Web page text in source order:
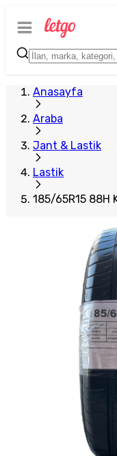
Anasayfa
Araba
Jant & Lastik
Lastik
185/65R15 88H
Plus Satıcı